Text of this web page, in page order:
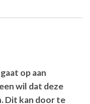
op aan
wil dat deze
Dit kan door te